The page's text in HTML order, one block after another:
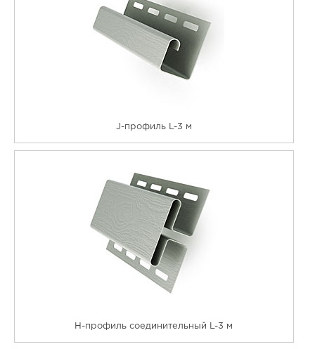
J-профиль L-3 м
Н-профиль соединительный L-3 м